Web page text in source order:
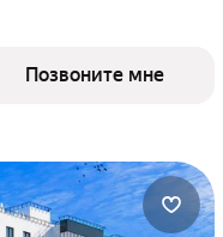
Позвоните мне